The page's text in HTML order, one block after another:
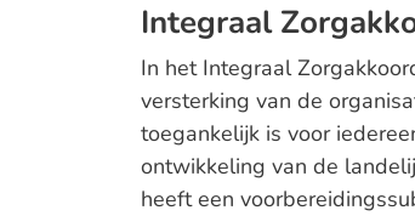
Integraal
In het Integraal
versterking van de
toegankelijk is voor
ontwikkeling van de
heeft een